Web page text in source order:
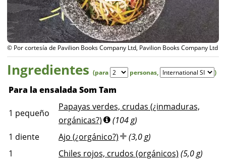
© Por cortesía de Pavilion Books Company Ltd, Pavilion Books Company Ltd
Ingredientes (para personas, )
Para la ensalada Som Tam
1 pequeño
Papayas verdes, crudas (¿inmaduras,
orgánicas?)
(104 g)
1 diente Ajo (¿orgánico?)
(3,0 g)
1
Chiles rojos, crudos (orgánicos) (5,0 g)